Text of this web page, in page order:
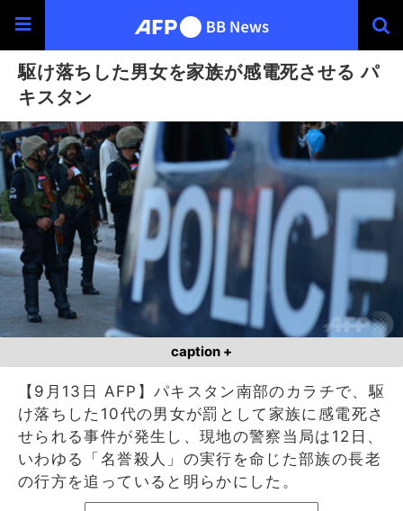
駆け落ちした男女を家族が感電死させる パ
キスタン
caption +
【9月13日 AFP】パキスタン南部のカラチで、駆
け落ちした10代の男女が罰として家族に感電死さ
せられる事件が発生し、現地の警察当局は12日、
いわゆる「名誉殺人」の実行を命じた部族の長老
の行方を追っていると明らかにした。